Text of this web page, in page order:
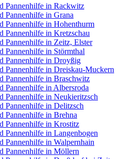
Pannenhilfe in Rackwitz
Pannenhilfe in Grana
Pannenhilfe in Hohenthurm
Pannenhilfe in Kretzschau
Pannenhilfe in Zeitz, Elster
Pannenhilfe in Störmthal
Pannenhilfe in Droyßig
Pannenhilfe in Dreiskau-Muckern
Pannenhilfe in Braschwitz
Pannenhilfe in Albersroda
Pannenhilfe in Neukieritzsch
Pannenhilfe in Delitzsch
Pannenhilfe in Brehna
Pannenhilfe in Krostitz
Pannenhilfe in Langenbogen
Pannenhilfe in Walpernhain
Pannenhilfe in Möllern